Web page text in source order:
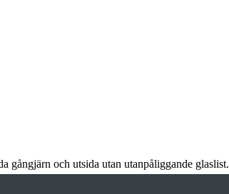
gångjärn och utsida utan utanpåliggande glaslist.